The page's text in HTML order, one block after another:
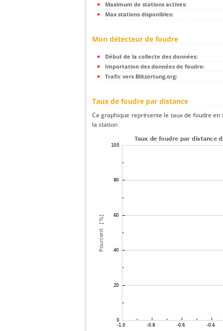
Maximum de stations actives:
Max stations disponibles:
Mon détecteur de foudre
Début de la collecte des données:
Importation des données de foudre:
Trafic vers Blitzortung.org:
Taux de foudre par distance
Ce graphique représente le taux de foudre
la station